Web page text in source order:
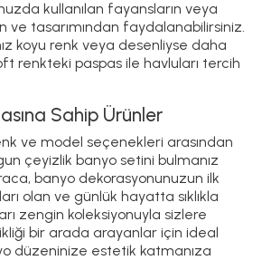
kullanılan fayansların veya
ve tasarımından faydalanabilirsiniz.
koyu renk veya desenliyse daha
renkteki paspas ile havluları tercih
Sahip Ürünler
ve model seçenekleri arasından
çeyizlik banyo setini bulmanız
banyo dekorasyonunuzun ilk
olan ve günlük hayatta sıklıkla
zengin koleksiyonuyla sizlere
bir arada arayanlar için ideal
düzeninize estetik katmanıza